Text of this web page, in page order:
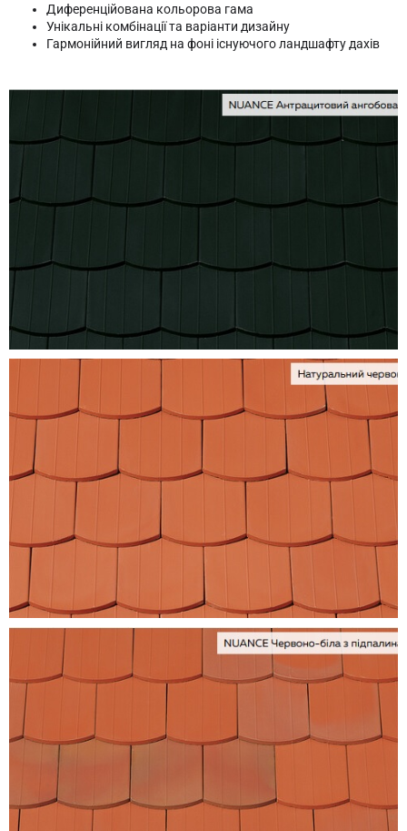
Диференційована кольорова гама
Унікальні комбінації та варіанти дизайну
Гармонійний вигляд на фоні існуючого ландшафту дахів